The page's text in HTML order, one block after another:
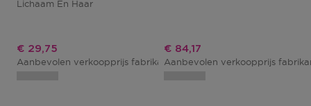
Lichaam En Haar
Kortingsprijs
€ 29,75
Aanbevolen verkoopprijs fabrikant€ 35,00
Kortingsprijs
€ 84,17
Aanbevolen verkoopprijs